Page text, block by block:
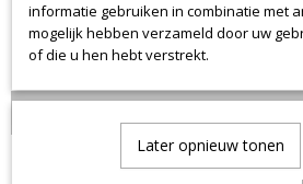
informatie gebruiken in combinatie met
mogelijk hebben verzameld door uw
of die u hen hebt verstrekt.
Later opnieuw tonen